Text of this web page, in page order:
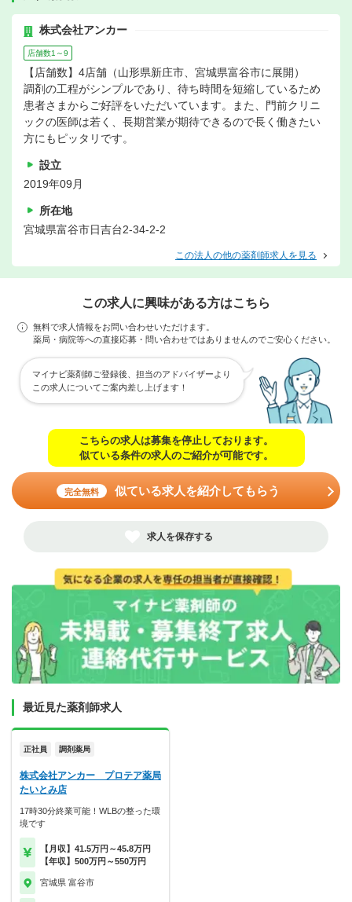
株式会社アンカー
店舗数1～9
【店舗数】4店舗（山形県新庄市、宮城県富谷市に展開）
調剤の工程がシンプルであり、待ち時間を短縮しているため
患者さまからご好評をいただいています。また、門前クリニ
ックの医師は若く、長期営業が期待できるので長く働きたい
方にもピッタリです。
設立
2019年09月
所在地
宮城県富谷市日吉台2-34-2-2
この法人の他の薬剤師求人を見る
この求人に興味がある方はこちら
無料で求人情報をお問い合わせいただけます。
薬局・病院等への直接応募・問い合わせではありませんのでご安心ください。
マイナビ薬剤師ご登録後、担当のアドバイザーより
この求人についてご案内差し上げます！
こちらの求人は募集を停止しております。
似ている条件の求人のご紹介が可能です。
完全無料 似ている求人を紹介してもらう
求人を保存する
最近見た薬剤師求人
正社員 調剤薬局
株式会社アンカー プロテア薬局
たいとみ店
17時30分終業可能！WLBの整った環
境です
【月収】41.5万円～45.8万円
【年収】500万円～550万円
宮城県 富谷市